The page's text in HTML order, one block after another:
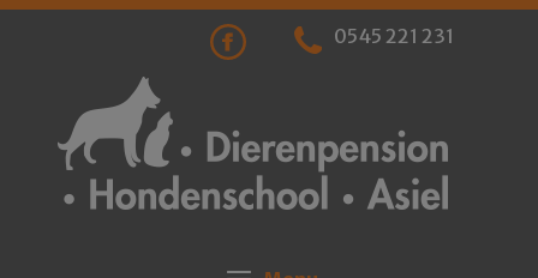
0545 221 231